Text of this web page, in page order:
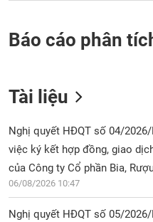
Báo cáo phân
Tài liệu
Nghị quyết HĐQT số 04/
việc ký kết hợp đồng, giao
của Công ty Cổ phần Bia,
06/08/2026 10:47
Nghị quyết HĐQT số 05/
Sách
Công
đầu